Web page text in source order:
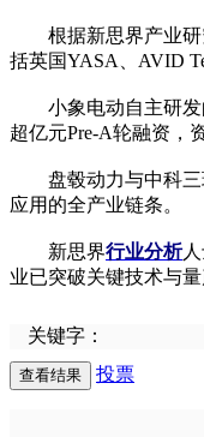
根据新思界产业研
括英国YASA、AVID
小象电动自主研发的
超亿元Pre-A轮融资，
盘毂动力与中科三环
应用的全产业链条。
新思界行业分析
业已突破关键技术与
关键字：
投票